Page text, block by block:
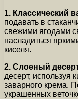
1. Классический
подавать в
свежими ягодами
насладиться
киселя.
2. Слоеный
десерт, используя
заварного крема.
украшенных